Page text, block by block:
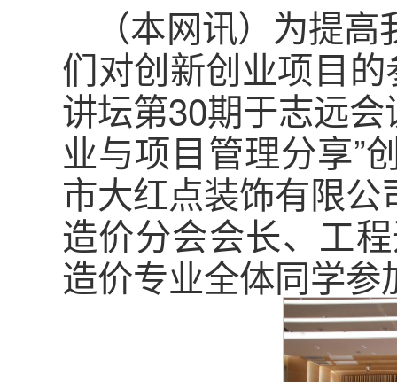
（本网讯）为提
们对创新创业项目
讲坛第30期于志远
业与项目管理分享”
市大红点装饰有限
造价分会会长、工
造价专业全体同学